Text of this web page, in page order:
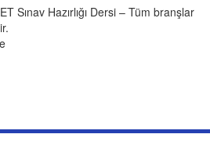
Sınav Hazırlığı Dersi – Tüm branşlar